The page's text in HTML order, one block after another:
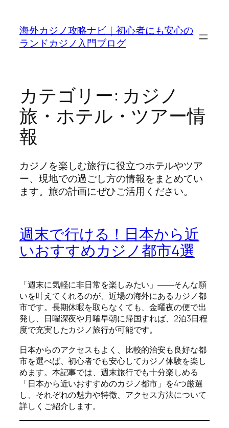
海外カジノ攻略ナビ｜初心者にも安心の
ランドカジノ入門ブログ
カテゴリー: カジノ
旅・ホテル・ツアー情
報
カジノを楽しむ旅行に役立つホテルやツア
ー、現地での過ごし方の情報をまとめてい
ます。旅の計画にぜひご活用ください。
週末で行ける！日本から近
いおすすめカジノ都市4選
「週末に気軽に非日常を楽しみたい」――そんな願
いを叶えてくれるのが、近場の海外にあるカジノ都
市です。長期休暇を取らなくても、金曜夜の便で出
発し、日曜深夜や月曜早朝に帰国すれば、2泊3日程
度で充実したカジノ旅行が可能です。
日本からのアクセスもよく、比較的治安も良好な都
市を選べば、初心者でも安心してカジノ体験を楽し
めます。本記事では、週末旅行でも十分楽しめる
「日本から近いおすすめのカジノ都市」を4つ厳選
し、それぞれの魅力や特徴、アクセス方法について
詳しくご紹介します。